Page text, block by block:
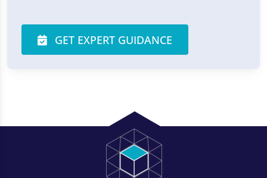
GET EXPERT GUIDANCE